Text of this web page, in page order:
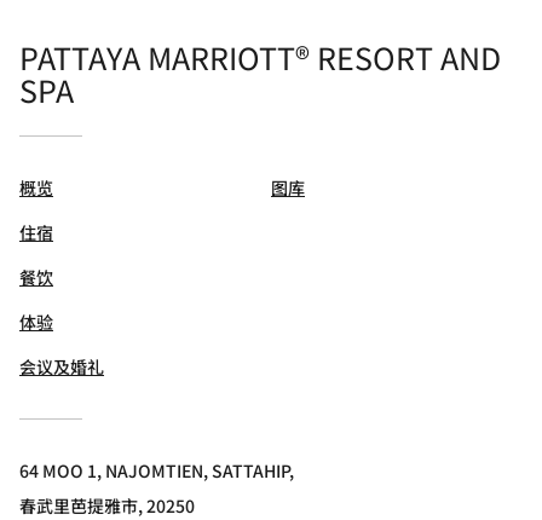
PATTAYA MARRIOTT® RESORT AND
SPA
概览
住宿
餐饮
体验
会议及婚礼
图库
64 MOO 1, NAJOMTIEN, SATTAHIP,
春武里芭提雅市, 20250